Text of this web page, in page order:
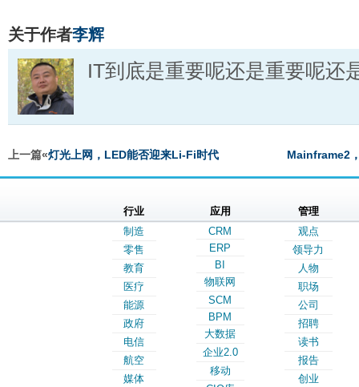
关于作者李辉
IT到底是重要呢还是重要呢还
上一篇«灯光上网，LED能否迎来Li-Fi时代 Mainframe2
行业
制造
零售
教育
医疗
能源
政府
电信
航空
媒体
应用
CRM
ERP
BI
物联网
SCM
BPM
大数据
企业2.0
移动
管理
观点
领导力
人物
职场
公司
招聘
读书
报告
创业